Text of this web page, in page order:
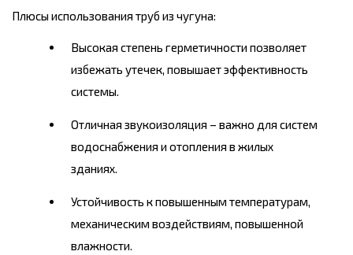
Плюсы использования труб из чугуна:
Высокая степень герметичности позволяет
избежать утечек, повышает эффективность
системы.
Отличная звукоизоляция – важно для систем
водоснабжения и отопления в жилых
зданиях.
Устойчивость к повышенным температурам,
механическим воздействиям, повышенной
влажности.